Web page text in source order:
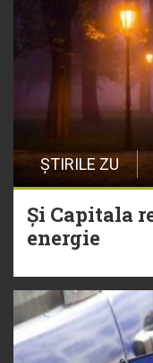
ȘTIRILE ZU
Și Capitala
energie